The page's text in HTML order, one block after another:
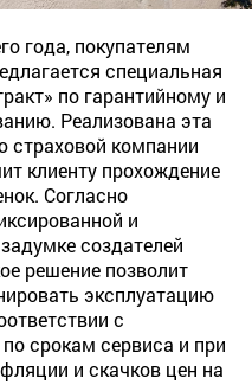
года, покупателям
специальная
по гарантийному и
Реализована эта
компании
клиенту прохождение
Согласно
и
создателей
решение позволит
эксплуатацию
с
срокам сервиса и при
и скачков цен на